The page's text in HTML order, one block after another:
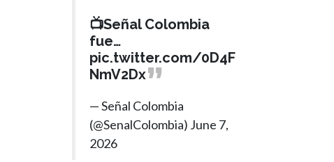
📺Señal Colombia
fue…
pic.twitter.com/0D4F
NmV2Dx
— Señal Colombia
(@SenalColombia) June 7,
2026